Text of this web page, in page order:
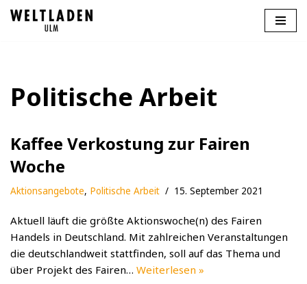
Politische Arbeit
Kaffee Verkostung zur Fairen
Woche
Aktionsangebote, Politische Arbeit 15. September 2021
Aktuell läuft die größte Aktionswoche(n) des Fairen
Handels in Deutschland. Mit zahlreichen Veranstaltungen
die deutschlandweit stattfinden, soll auf das Thema und
über Projekt des Fairen… Weiterlesen »